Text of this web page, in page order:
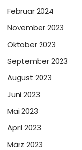
Februar 2024
November 2023
Oktober 2023
September 2023
August 2023
Juni 2023
Mai 2023
April 2023
März 2023